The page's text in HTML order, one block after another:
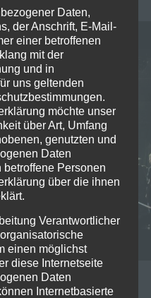
Daten,
der Anschrift, E-Mail-
einer betroffenen
mit der
und in
uns geltenden
möchte unser
über Art, Umfang
genutzten und
Daten
Personen
über die ihnen
Verantwortlicher
einen möglichst
diese Internetseite
Daten
Internetbasierte